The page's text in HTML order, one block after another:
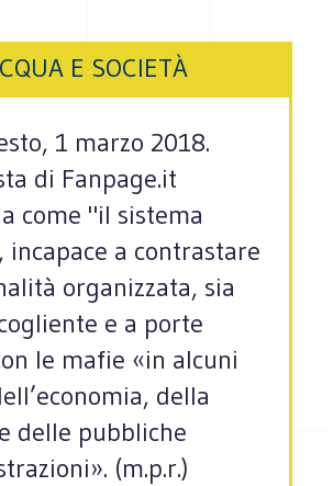
E SOCIETÀ
1 marzo 2018.
di Fanpage.it
come "il sistema
incapace a contrastare
organizzata, sia
e a porte
le mafie «in alcuni
della
delle pubbliche
(m.p.r.)